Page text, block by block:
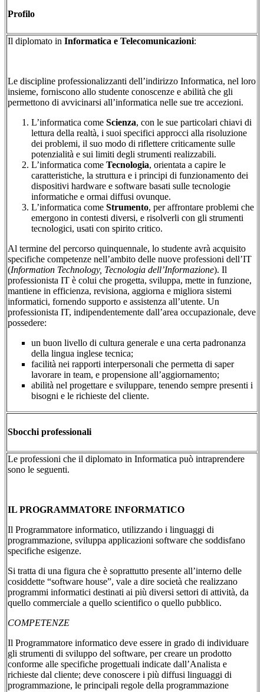
Profilo
Il diplomato in Informatica e Telecomunicazioni:
Le discipline professionalizzanti dell’indirizzo Informatica, nel loro
insieme, forniscono allo studente conoscenze e abilità che gli
permettono di avvicinarsi all’informatica nelle sue tre accezioni.
L’informatica come Scienza, con le sue particolari chiavi di
lettura della realtà, i suoi specifici approcci alla risoluzione
dei problemi, il suo modo di riflettere criticamente sulle
potenzialità e sui limiti degli strumenti realizzabili.
L’informatica come Tecnologia, orientata a capire le
caratteristiche, la struttura e i principi di funzionamento dei
dispositivi hardware e software basati sulle tecnologie
informatiche e ormai diffusi ovunque.
L’informatica come Strumento, per affrontare problemi che
emergono in contesti diversi, e risolverli con gli strumenti
tecnologici, usati con spirito critico.
Al termine del percorso quinquennale, lo studente avrà acquisito
specifiche competenze nell’ambito delle nuove professioni dell’IT
(Information Technology, Tecnologia dell’Informazione). Il
professionista IT è colui che progetta, sviluppa, mette in funzione,
mantiene in efficienza, revisiona, aggiorna e migliora sistemi
informatici, fornendo supporto e assistenza all’utente. Un
professionista IT, indipendentemente dall’area occupazionale, deve
possedere:
un buon livello di cultura generale e una certa padronanza
della lingua inglese tecnica;
facilità nei rapporti interpersonali che permetta di saper
lavorare in team, e propensione all’aggiornamento;
abilità nel progettare e sviluppare, tenendo sempre presenti i
bisogni e le richieste del cliente.
Sbocchi professionali
Le professioni che il diplomato in Informatica può intraprendere
sono le seguenti.
IL PROGRAMMATORE INFORMATICO
Il Programmatore informatico, utilizzando i linguaggi di
programmazione, sviluppa applicazioni software che soddisfano
specifiche esigenze.
Si tratta di una figura che è soprattutto presente all’interno delle
cosiddette “software house”, vale a dire società che realizzano
programmi informatici destinati ai più diversi settori di attività, da
quello commerciale a quello scientifico o quello pubblico.
COMPETENZE
Il Programmatore informatico deve essere in grado di individuare
gli strumenti di sviluppo del software, per creare un prodotto
conforme alle specifiche progettuali indicate dall’Analista e
richieste dal cliente; deve conoscere i più diffusi linguaggi di
programmazione, le principali regole della programmazione